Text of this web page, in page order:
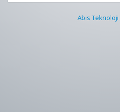
Abis Teknoloji